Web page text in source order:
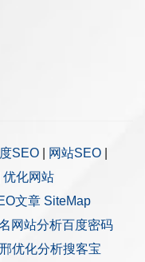
SEO 网站SEO
优化网站
文章 SiteMap
网站分析百度密码
优化分析搜客宝